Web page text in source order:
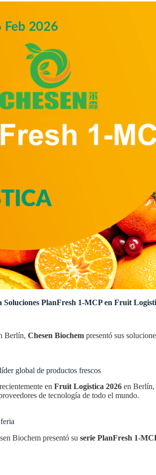
Soluciones PlanFresh 1-MCP en Fruit
Berlín, Chesen Biochem presentó sus
global de productos frescos
en Fruit Logistica 2026 en Berlín,
de tecnología de todo el mundo.
Biochem presentó su serie PlanFresh 1-